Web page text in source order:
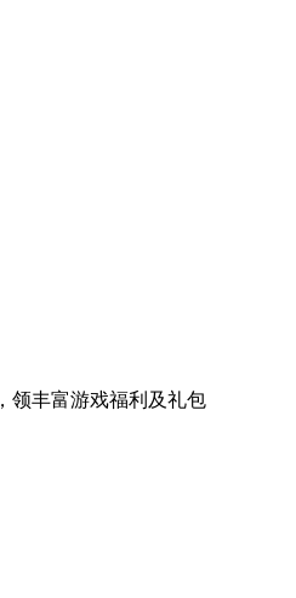
，领丰富游戏福利 及礼包